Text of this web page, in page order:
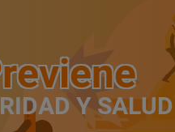
Y SALUD